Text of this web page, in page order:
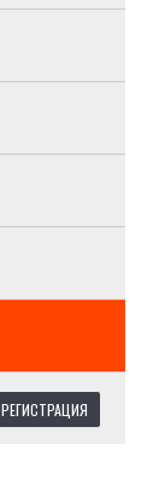
РЕГИСТРАЦИЯ